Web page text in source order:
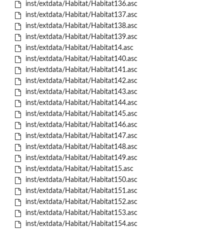
inst/extdata/Habitat/Habitat136.asc
inst/extdata/Habitat/Habitat137.asc
inst/extdata/Habitat/Habitat138.asc
inst/extdata/Habitat/Habitat139.asc
inst/extdata/Habitat/Habitat14.asc
inst/extdata/Habitat/Habitat140.asc
inst/extdata/Habitat/Habitat141.asc
inst/extdata/Habitat/Habitat142.asc
inst/extdata/Habitat/Habitat143.asc
inst/extdata/Habitat/Habitat144.asc
inst/extdata/Habitat/Habitat145.asc
inst/extdata/Habitat/Habitat146.asc
inst/extdata/Habitat/Habitat147.asc
inst/extdata/Habitat/Habitat148.asc
inst/extdata/Habitat/Habitat149.asc
inst/extdata/Habitat/Habitat15.asc
inst/extdata/Habitat/Habitat150.asc
inst/extdata/Habitat/Habitat151.asc
inst/extdata/Habitat/Habitat152.asc
inst/extdata/Habitat/Habitat153.asc
inst/extdata/Habitat/Habitat154.asc